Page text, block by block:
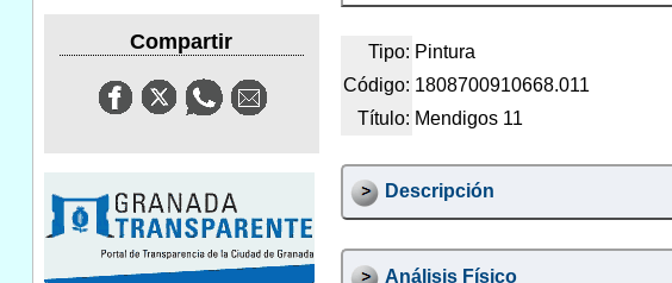
Compartir Tipo: Pintura
Código: 1808700910668.011
Título: Mendigos 11
Descripción
Análisis Físico